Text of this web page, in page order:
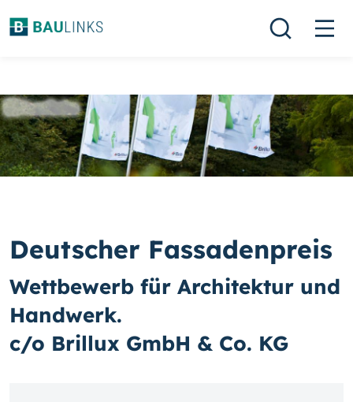
Deutscher Fassadenpreis
Wettbewerb für Architektur und
Handwerk.
c/o Brillux GmbH & Co. KG